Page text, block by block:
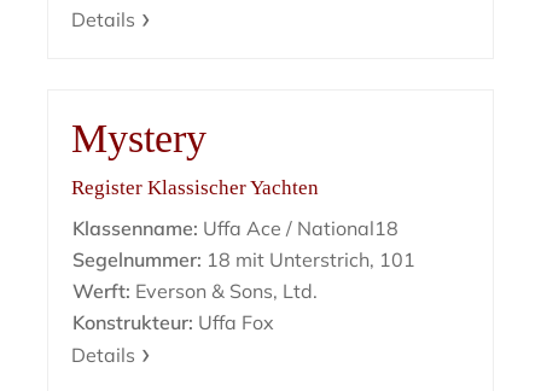
Details
Mystery
Register Klassischer Yachten
Klassenname: Uffa Ace / National18
Segelnummer: 18 mit Unterstrich, 101
Werft: Everson & Sons, Ltd.
Konstrukteur: Uffa Fox
Details